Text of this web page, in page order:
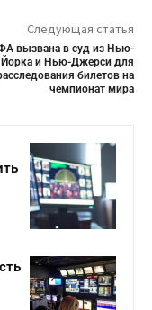
Следующая статья
вызвана в суд из Нью-
Йорка и Нью-Джерси для
билетов на
чемпионат мира